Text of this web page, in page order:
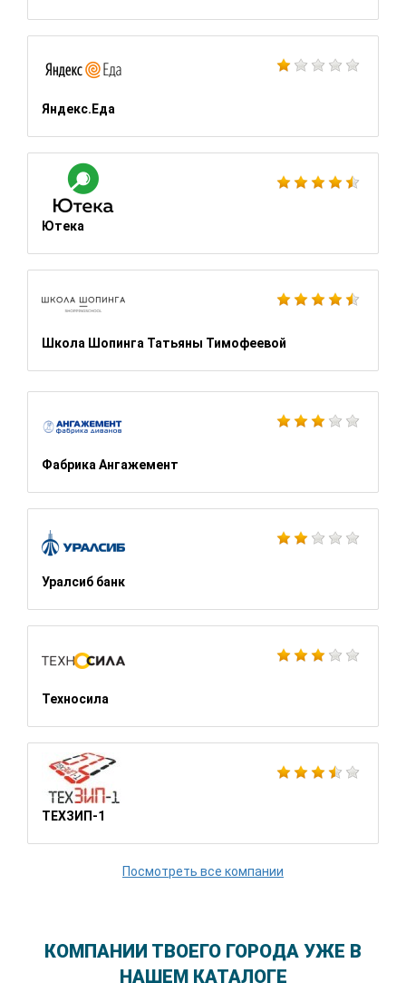
Яндекс.Еда
Ютека
Школа Шопинга Татьяны Тимофеевой
Фабрика Ангажемент
Уралсиб банк
Техносила
ТЕХЗИП-1
Посмотреть все компании
КОМПАНИИ ТВОЕГО ГОРОДА УЖЕ В
НАШЕМ КАТАЛОГЕ